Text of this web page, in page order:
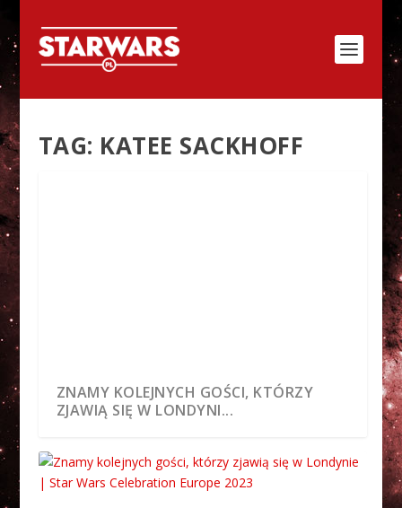
TAG: KATEE SACKHOFF
ZNAMY KOLEJNYCH GOŚCI, KTÓRZY
ZJAWIĄ SIĘ W LONDYNI...